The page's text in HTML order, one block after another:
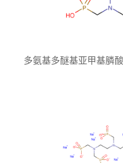
多氨基多醚基亚甲基膦